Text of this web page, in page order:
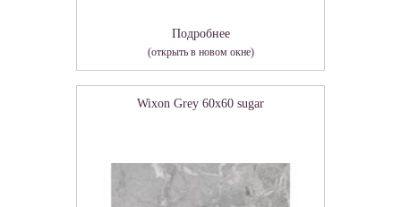
Подробнее
(открыть в новом окне)
Wixon Grey 60х60 sugar